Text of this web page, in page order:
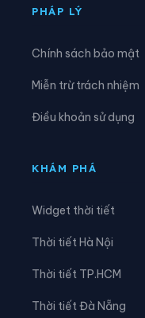
Xã Dục Nông
Xã Măng Đen
PHÁP LÝ
Chính sách bảo mật
Miễn trừ trách nhiệm
Điều khoản sử dụng
KHÁM PHÁ
Widget thời tiết
Thời tiết Hà Nội
Thời tiết TP.HCM
Thời tiết Đà Nẵng